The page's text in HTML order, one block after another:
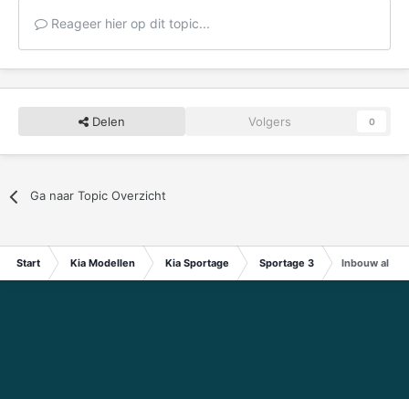
Reageer hier op dit topic...
Delen Volgers 0
Ga naar Topic Overzicht
Start Kia Modellen Kia Sportage Sportage 3 Inbouw